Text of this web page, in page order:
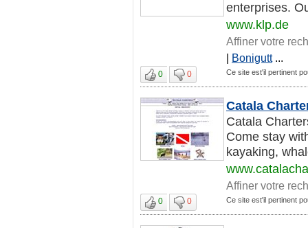
enterprises.
www.klp.de
Affiner votre
| Bonigutt...
0 0 Ce site est'il pertinent
Catala
Catala
Come stay
kayaking,
Affiner votre
0 0 Ce site est'il pertinent